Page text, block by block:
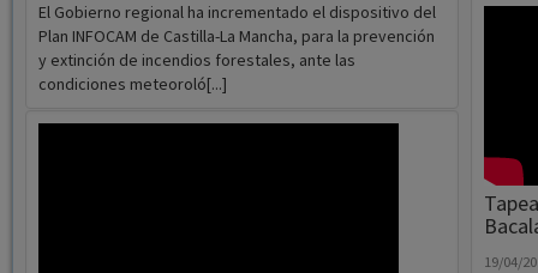
El Gobierno regional ha incrementado el dispositivo del
Plan INFOCAM de Castilla-La Mancha, para la prevención
y extinción de incendios forestales, ante las
condiciones meteoroló[...]
19/04/